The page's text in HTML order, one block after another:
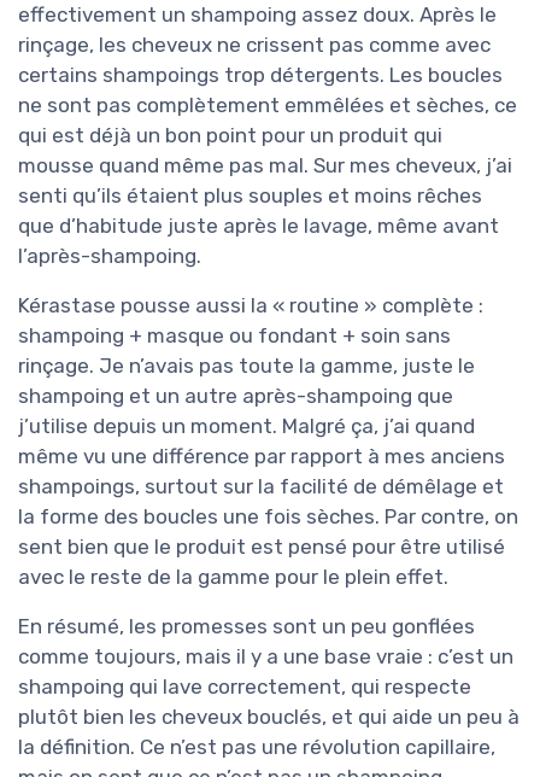
effectivement un shampoing assez doux. Après le
rinçage, les cheveux ne crissent pas comme avec
certains shampoings trop détergents. Les boucles
ne sont pas complètement emmêlées et sèches, ce
qui est déjà un bon point pour un produit qui
mousse quand même pas mal. Sur mes cheveux, j’ai
senti qu’ils étaient plus souples et moins rêches
que d’habitude juste après le lavage, même avant
l’après-shampoing.
Kérastase pousse aussi la « routine » complète :
shampoing + masque ou fondant + soin sans
rinçage. Je n’avais pas toute la gamme, juste le
shampoing et un autre après-shampoing que
j’utilise depuis un moment. Malgré ça, j’ai quand
même vu une différence par rapport à mes anciens
shampoings, surtout sur la facilité de démêlage et
la forme des boucles une fois sèches. Par contre, on
sent bien que le produit est pensé pour être utilisé
avec le reste de la gamme pour le plein effet.
En résumé, les promesses sont un peu gonflées
comme toujours, mais il y a une base vraie : c’est un
shampoing qui lave correctement, qui respecte
plutôt bien les cheveux bouclés, et qui aide un peu à
la définition. Ce n’est pas une révolution capillaire,